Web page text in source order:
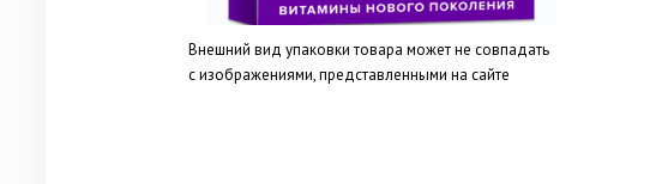
Внешний вид упаковки товара может не совпадать
с изображениями, представленными на сайте